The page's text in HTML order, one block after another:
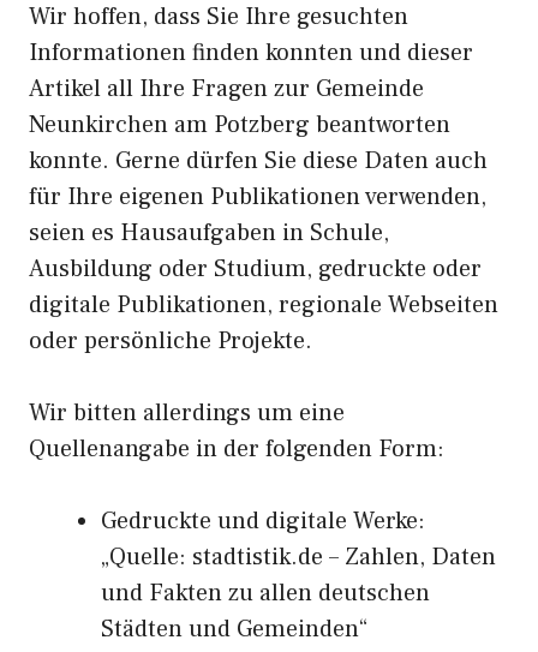
Wir hoffen, dass Sie Ihre gesuchten
Informationen finden konnten und dieser
Artikel all Ihre Fragen zur Gemeinde
Neunkirchen am Potzberg beantworten
konnte. Gerne dürfen Sie diese Daten auch
für Ihre eigenen Publikationen verwenden,
seien es Hausaufgaben in Schule,
Ausbildung oder Studium, gedruckte oder
digitale Publikationen, regionale Webseiten
oder persönliche Projekte.
Wir bitten allerdings um eine
Quellenangabe in der folgenden Form:
Gedruckte und digitale Werke:
„Quelle: stadtistik.de – Zahlen, Daten
und Fakten zu allen deutschen
Städten und Gemeinden“